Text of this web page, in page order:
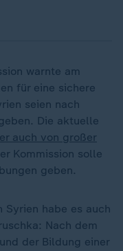
warnte am
für eine sichere
seien nach
Die aktuelle
auch von großer
Kommission solle
geben.
Syrien habe es auch
Nach dem
der Bildung einer